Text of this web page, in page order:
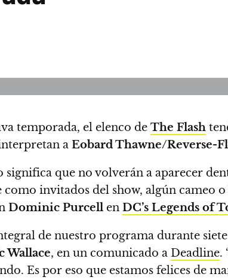
temporada, el elenco de The Flash
a Eobard Thawne/Reverse-
significa que no volverán a aparecer
invitados del show, algún
Dominic Purcell en DC’s Legends of
de nuestro programa durante
Wallace, en un comunicado a Deadline.
Es por eso que estamos felices de